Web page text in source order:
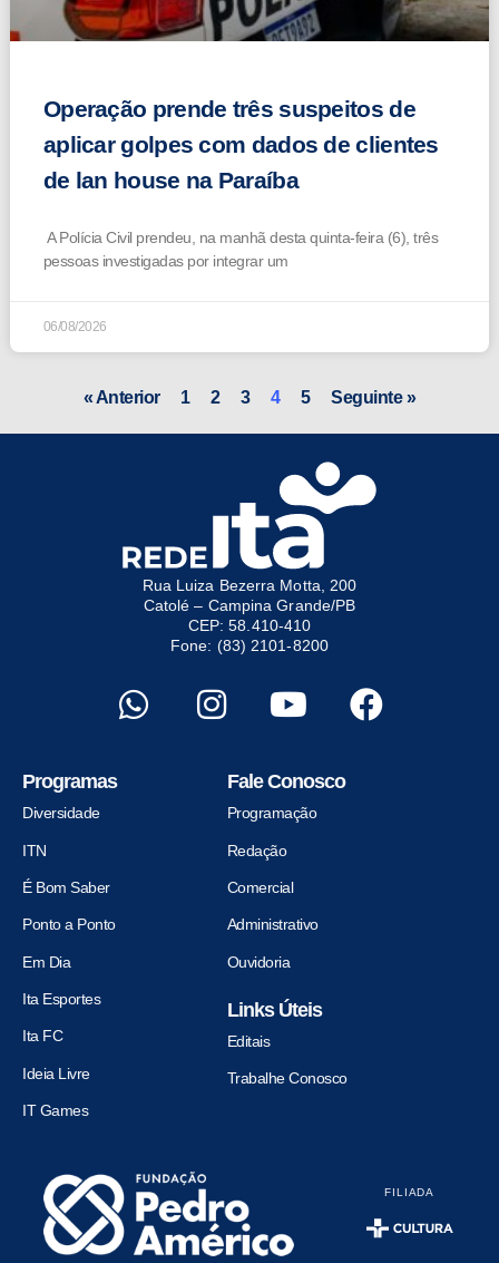
Operação prende três suspeitos de
aplicar golpes com dados de clientes
de lan house na Paraíba
A Polícia Civil prendeu, na manhã desta quinta-feira (6), três
pessoas investigadas por integrar um
06/08/2026
« Anterior 1 2 3 4 5 Seguinte »
Rua Luiza Bezerra Motta, 200
Catolé – Campina Grande/PB
CEP: 58.410-410
Fone: (83) 2101-8200
Programas
Diversidade
ITN
É Bom Saber
Ponto a Ponto
Em Dia
Ita Esportes
Ita FC
Ideia Livre
IT Games
Fale Conosco
Programação
Redação
Comercial
Administrativo
Ouvidoria
Links Úteis
Editais
Trabalhe Conosco
FILIADA